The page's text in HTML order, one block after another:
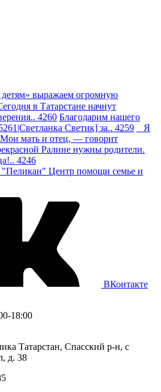
выражаем огромную
в Татарстане начнут
4260 Благодарим нашего
Светик] за.. 4259
Я
мать и отец, — говорит
Ралине нужны родители.
4246
Центр помощи семье и
ВКонтакте
18:00
Татарстан, Спасский р-н, с
д. 38